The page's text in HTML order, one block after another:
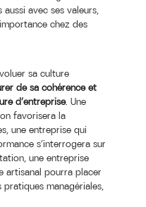
avec ses valeurs,
chez des
sa culture
de sa cohérence et
d’entreprise. Une
favorisera la
une entreprise qui
s’interrogera sur
une entreprise
artisanal pourra placer
managériales,